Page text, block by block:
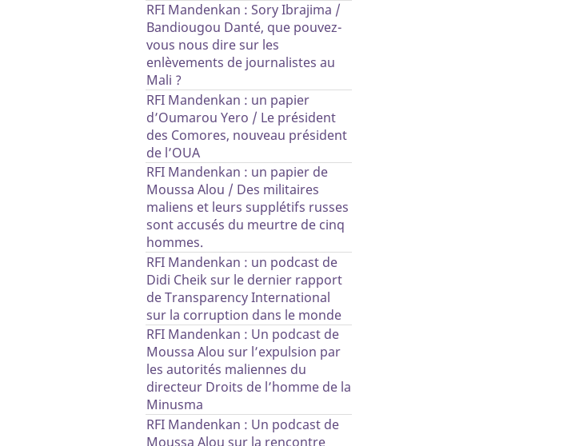
RFI Mandenkan : Sory Ibrajima /
Bandiougou Danté, que pouvez-
vous nous dire sur les
enlèvements de journalistes au
Mali ?
RFI Mandenkan : un papier
d’Oumarou Yero / Le président
des Comores, nouveau président
de l’OUA
RFI Mandenkan : un papier de
Moussa Alou / Des militaires
maliens et leurs supplétifs russes
sont accusés du meurtre de cinq
hommes.
RFI Mandenkan : un podcast de
Didi Cheik sur le dernier rapport
de Transparency International
sur la corruption dans le monde
RFI Mandenkan : Un podcast de
Moussa Alou sur l’expulsion par
les autorités maliennes du
directeur Droits de l’homme de la
Minusma
RFI Mandenkan : Un podcast de
Moussa Alou sur la rencontre